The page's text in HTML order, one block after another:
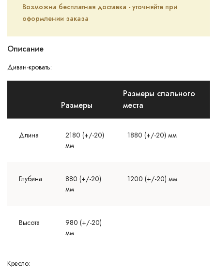
Возможна бесплатная доставка - уточняйте при
оформлении заказа
Описание
Диван-кровать:
Размеры
Размеры спального
места
Длина
2180 (+/-20)
мм
1880 (+/-20) мм
Глубина
880 (+/-20)
мм
1200 (+/-20) мм
Высота
980 (+/-20)
мм
Кресло: